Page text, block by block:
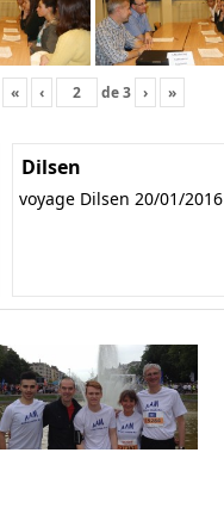
« ‹ de3 › »
Dilsen
voyage Dilsen 20/01/2016